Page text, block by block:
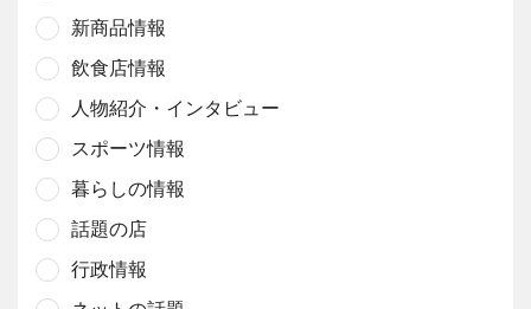
新商品情報
飲食店情報
人物紹介・インタビュー
スポーツ情報
暮らしの情報
話題の店
行政情報